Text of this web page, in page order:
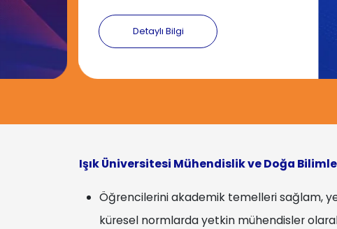
Detaylı Bilgi
Işık Üniversitesi Mühendislik ve Doğa
Öğrencilerini akademik temelleri sağlam,
küresel normlarda yetkin mühendisler